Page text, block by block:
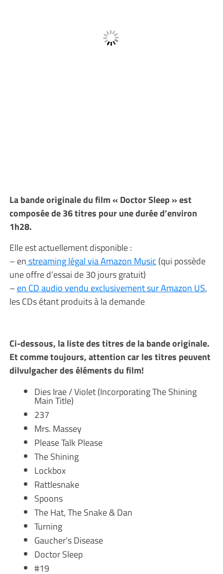
La bande originale du film « Doctor Sleep » est
composée de 36 titres pour une durée d’environ
1h28.
Elle est actuellement disponible :
– enstreaming légal via Amazon Music(qui possède
une offre d’essai de 30 jours gratuit)
–en CD audio vendu exclusivement sur Amazon US,
les CDs étant produits à la demande
Ci-dessous, la liste des titres de la bande originale.
Et comme toujours, attention car les titres peuvent
dilvulgacher des éléments du film!
Dies Irae / Violet (Incorporating The Shining
Main Title)
237
Mrs. Massey
Please Talk Please
The Shining
Lockbox
Rattlesnake
Spoons
The Hat, The Snake & Dan
Turning
Gaucher’s Disease
Doctor Sleep
#19